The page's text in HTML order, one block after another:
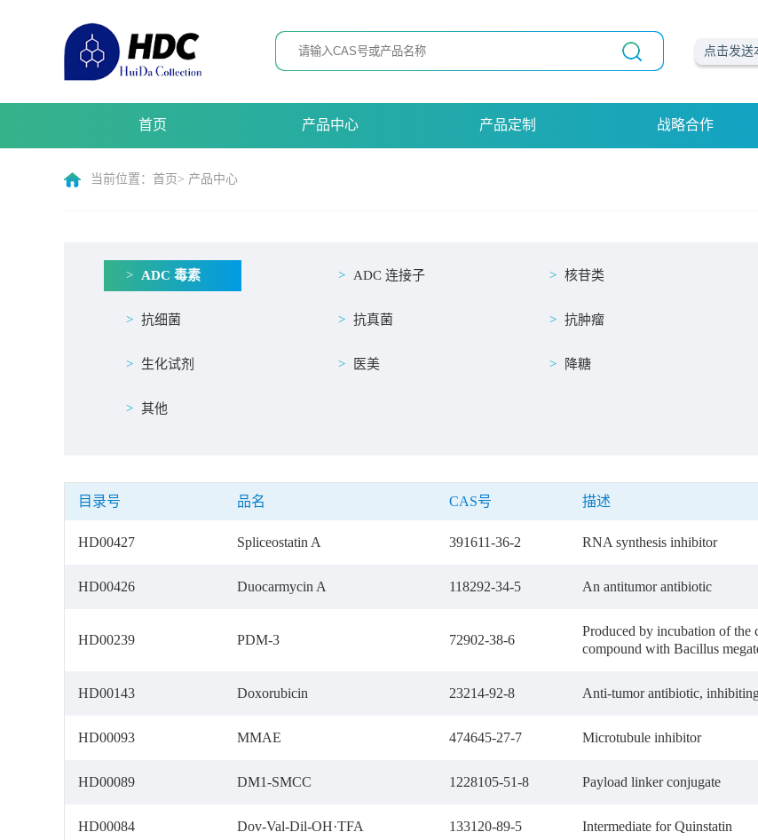
点击发送
首页 产品中心 产品定制 战略合作
当前位置： 首页 > 产品中心
ADC 毒素 ADC 连接子 核苷类
抗细菌 抗真菌 抗肿瘤
生化试剂 医美 降糖
其他
目录号 品名 CAS号 描述
HD00427 Spliceostatin A 391611-36-2 RNA synthesis inhibitor
HD00426 Duocarmycin A 118292-34-5 An antitumor antibiotic
HD00239 PDM-3 72902-38-6
Produced by incubation of the
compound with Bacillus
HD00143 Doxorubicin 23214-92-8 Anti-tumor antibiotic,
HD00093 MMAE 474645-27-7 Microtubule inhibitor
HD00089 DM1-SMCC 1228105-51-8 Payload linker conjugate
HD00084 Dov-Val-Dil-OH·TFA 133120-89-5 Intermediate for Quinstatin